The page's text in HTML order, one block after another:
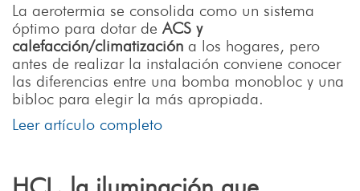
La aerotermia se consolida como un sistema
óptimo para dotar de ACS y
calefacción/climatización a los hogares, pero
antes de realizar la instalación conviene conocer
las diferencias entre una bomba monobloc y una
bibloc para elegir la más apropiada.
Leer artículo completo